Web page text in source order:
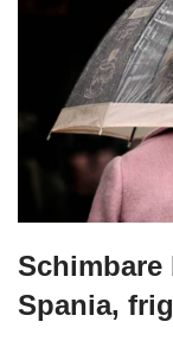
Schimbare
Spania,